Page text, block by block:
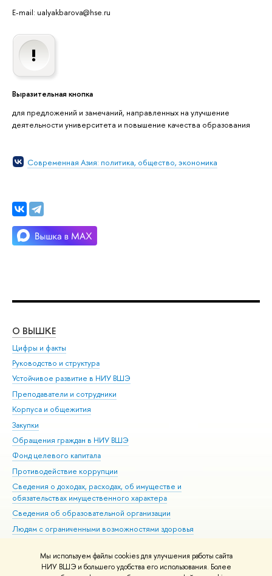
Мы используем файлы cookies для улучшения работы сайта
НИУ ВШЭ и большего удобства его использования. Более
E-mail: ualyakbarova@hse.ru
Выразительная кнопка
для предложений и замечаний, направленных на улучшение
деятельности университета и повышение качества образования
Современная Азия: политика, общество, экономика
О ВЫШКЕ
Цифры и факты
Руководство и структура
Устойчивое развитие в НИУ ВШЭ
Преподаватели и сотрудники
Корпуса и общежития
Закупки
Обращения граждан в НИУ ВШЭ
Фонд целевого капитала
Противодействие коррупции
Сведения о доходах, расходах, об имуществе и
обязательствах имущественного характера
Сведения об образовательной организации
Людям с ограниченными возможностями здоровья
Работа в Вышке